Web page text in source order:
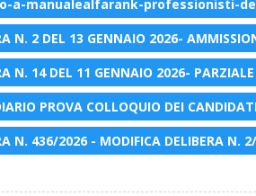
a-manualealfarank-professionisti-
N. 2 DEL 13 GENNAIO 2026-
N. 14 DEL 11 GENNAIO 2026-
PROVA COLLOQUIO DEI
N. 436/2026 - MODIFICA DELIBERA N.